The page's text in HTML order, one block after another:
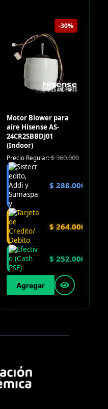
-30%
Motor Blower para
aire Hisense AS-
24CR2SBBDJ01
(Indoor)
Precio Regular:$360.000
$ 288.000
$ 264.000
$ 252.000
Agregar